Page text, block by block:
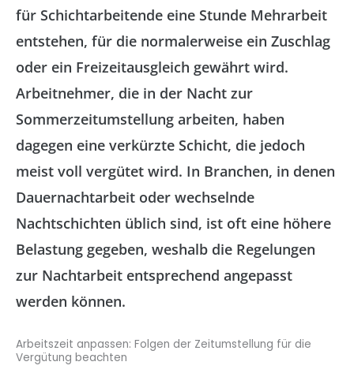
für Schichtarbeitende eine Stunde Mehrarbeit
entstehen, für die normalerweise ein Zuschlag
oder ein Freizeitausgleich gewährt wird.
Arbeitnehmer, die in der Nacht zur
Sommerzeitumstellung arbeiten, haben
dagegen eine verkürzte Schicht, die jedoch
meist voll vergütet wird. In Branchen, in denen
Dauernachtarbeit oder wechselnde
Nachtschichten üblich sind, ist oft eine höhere
Belastung gegeben, weshalb die Regelungen
zur Nachtarbeit entsprechend angepasst
werden können​.
Arbeitszeit anpassen: Folgen der Zeitumstellung für die
Vergütung beachten